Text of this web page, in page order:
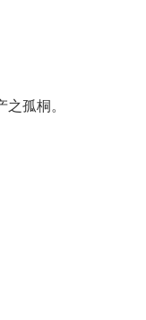
孤桐。